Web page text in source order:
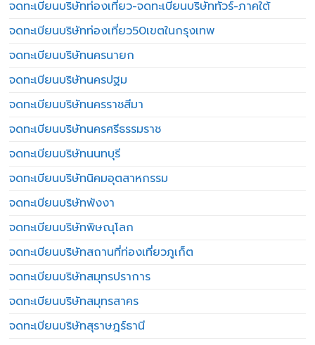
จดทะเบียนบริษัทท่องเที่ยว-จดทะเบียนบริษัททัวร์-ภาคใต้
จดทะเบียนบริษัทท่องเที่ยว50เขตในกรุงเทพ
จดทะเบียนบริษัทนครนายก
จดทะเบียนบริษัทนครปฐม
จดทะเบียนบริษัทนครราชสีมา
จดทะเบียนบริษัทนครศรีธรรมราช
จดทะเบียนบริษัทนนทบุรี
จดทะเบียนบริษัทนิคมอุตสาหกรรม
จดทะเบียนบริษัทพังงา
จดทะเบียนบริษัทพิษณุโลก
จดทะเบียนบริษัทสถานที่ท่องเที่ยวภูเก็ต
จดทะเบียนบริษัทสมุทรปราการ
จดทะเบียนบริษัทสมุทรสาคร
จดทะเบียนบริษัทสุราษฎร์ธานี